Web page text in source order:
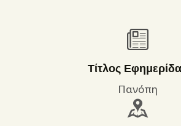
ΔΡΑΣΤΗΡΙΟΤΗΤΕΣ
ΕΠΙΚΟΙΝΩΝΊΑ
Τίτλος
Πανόπη